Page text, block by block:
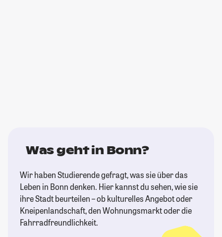
Was geht in Bonn?
Wir haben Studierende gefragt, was sie über das
Leben in Bonn denken. Hier kannst du sehen, wie sie
ihre Stadt beurteilen – ob kulturelles Angebot oder
Kneipenlandschaft, den Wohnungsmarkt oder die
Fahrradfreundlichkeit.